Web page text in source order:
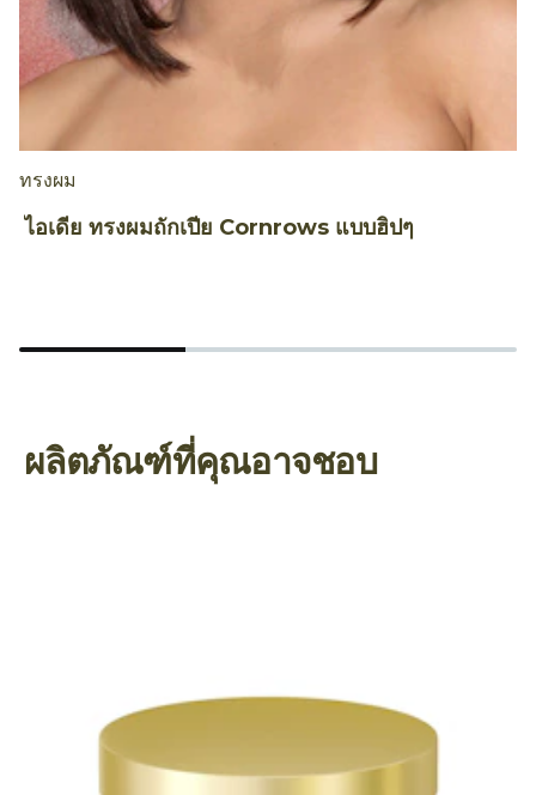
ทรงผม
ไอเดีย ทรงผมถักเปีย Cornrows แบบฮิปๆ
ผลิตภัณฑ์ที่คุณอาจชอบ